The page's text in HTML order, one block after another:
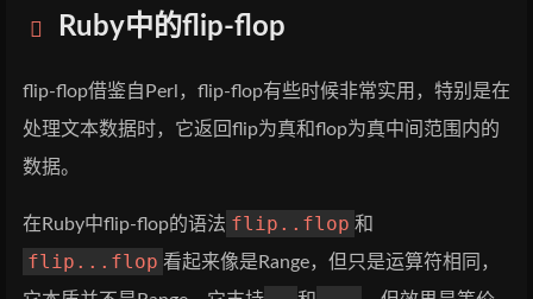
Ruby中的flip-flop
flip-flop借鉴自Perl，flip-flop有些时候非常实用，特别是在
处理文本数据时，它返回flip为真和flop为真中间范围内的
数据。
在Ruby中flip-flop的语法 flip..flop 和
flip...flop 看起来像是Range，但只是运算符相同，